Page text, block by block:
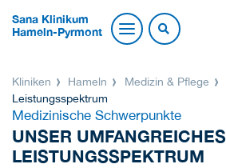
Sana Klinikum
Hameln-Pyrmont
Kliniken Hameln Medizin & Pflege
Leistungsspektrum
Medizinische Schwerpunkte
UNSER UMFANGREICHES
LEISTUNGSSPEKTRUM